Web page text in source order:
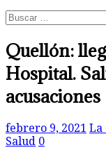
Buscar:
Quellón:
Hospital.
acusaciones
febrero 9, 2021 La
Salud 0